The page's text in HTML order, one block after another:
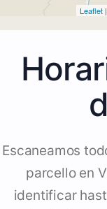
Leaflet
Escaneamos
parcello en
identificar